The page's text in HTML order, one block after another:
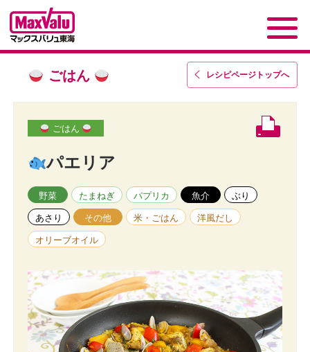
レシピページトップへ
ごはん
ごはん
パエリア
野菜 たまねぎ パプリカ 魚介 ぶり
あさり その他 米・ごはん 洋風だし
オリーブオイル